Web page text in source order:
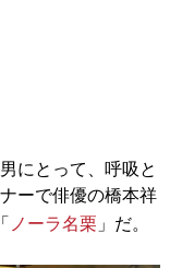
にとって、呼吸と
ーで俳優の橋本祥
ノーラ名栗 」だ。